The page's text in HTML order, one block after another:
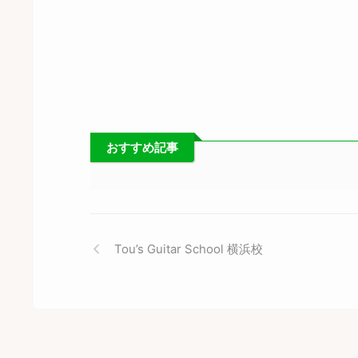
おすすめ記事
Tou’s Guitar School 横浜校